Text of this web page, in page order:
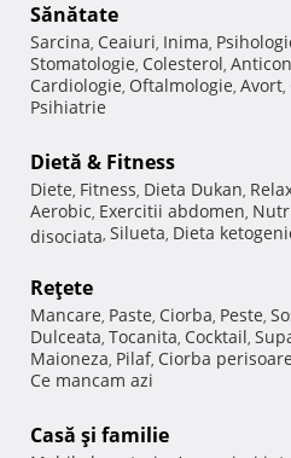
Sănătate
Sarcina, Ceaiuri, Inima,
Stomatologie, Colesterol,
Cardiologie, Oftalmologie, Avort,
Psihiatrie
Dietă & Fitness
Diete, Fitness, Dieta Dukan,
Aerobic, Exercitii abdomen,
disociata, Silueta, Dieta
Reţete
Mancare, Paste, Ciorba, Peste,
Dulceata, Tocanita, Cocktail,
Maioneza, Pilaf, Ciorba perisoare
Ce mancam azi
Casă şi familie